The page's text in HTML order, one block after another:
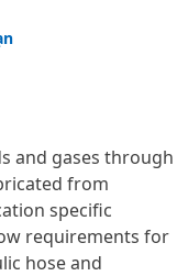
and gases through
from
specific
requirements for
hose and